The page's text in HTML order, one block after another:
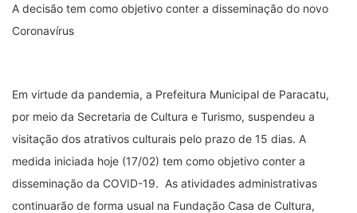
A decisão tem como objetivo conter a disseminação do novo
Coronavírus
Em virtude da pandemia, a Prefeitura Municipal de Paracatu,
por meio da Secretaria de Cultura e Turismo, suspendeu a
visitação dos atrativos culturais pelo prazo de 15 dias. A
medida iniciada hoje (17/02) tem como objetivo conter a
disseminação da COVID-19. As atividades administrativas
continuarão de forma usual na Fundação Casa de Cultura,